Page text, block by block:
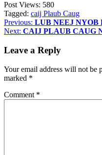
Post Views: 580
Tagged: caij Plaub Caug
Post
navigation
Previous: LUB NEEJ NYOB
Next: CAIJ PLAUB CAUG
Leave a Reply
Your email address will not be
marked *
Comment *